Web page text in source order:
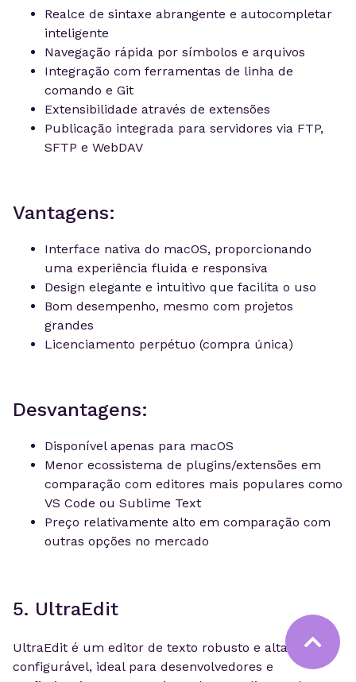
Realce de sintaxe abrangente e autocompletar
inteligente
Navegação rápida por símbolos e arquivos
Integração com ferramentas de linha de
comando e Git
Extensibilidade através de extensões
Publicação integrada para servidores via FTP,
SFTP e WebDAV
Vantagens:
Interface nativa do macOS, proporcionando
uma experiência fluida e responsiva
Design elegante e intuitivo que facilita o uso
Bom desempenho, mesmo com projetos
grandes
Licenciamento perpétuo (compra única)
Desvantagens:
Disponível apenas para macOS
Menor ecossistema de plugins/extensões em
comparação com editores mais populares como
VS Code ou Sublime Text
Preço relativamente alto em comparação com
outras opções no mercado
5. UltraEdit
UltraEdit é um editor de texto robusto e altamente
configurável, ideal para desenvolvedores e